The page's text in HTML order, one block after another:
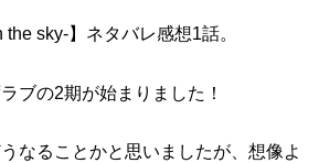
the sky-】ネタバレ感想1話。
ブの2期が始まりました！
なることかと思いましたが、想像よ